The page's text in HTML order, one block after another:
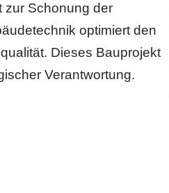
zur Schonung der
optimiert den
Dieses Bauprojekt
Verantwortung.